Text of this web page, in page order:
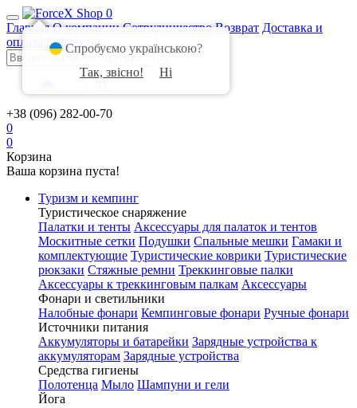
0
Главная О компании Сотрудничество Возврат Доставка и
оплата
Контакты
+38 (096) 282-00-70
0
0
Корзина
Ваша корзина пуста!
Туризм и кемпинг
Туристическое снаряжение
Палатки и тенты Аксессуары для палаток и тентов
Москитные сетки Подушки Спальные мешки Гамаки и
комплектующие Туристические коврики Туристические
рюкзаки Стяжные ремни Треккинговые палки
Аксессуары к треккинговым палкам Аксессуары
Фонари и светильники
Налобные фонари Кемпинговые фонари Ручные фонари
Источники питания
Аккумуляторы и батарейки Зарядные устройства к
аккумуляторам Зарядные устройства
Средства гигиены
Полотенца Мыло Шампуни и гели
Йога
Спробуємо українською?
Так, звісно!
Ні